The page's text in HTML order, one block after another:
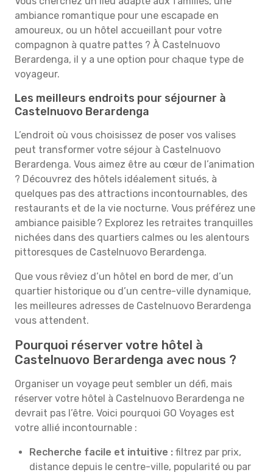
ambiance romantique pour une escapade en
amoureux, ou un hôtel accueillant pour votre
compagnon à quatre pattes ? À Castelnuovo
Berardenga, il y a une option pour chaque type de
voyageur.
Les meilleurs endroits pour séjourner à
Castelnuovo Berardenga
L’endroit où vous choisissez de poser vos valises
peut transformer votre séjour à Castelnuovo
Berardenga. Vous aimez être au cœur de l’animation
? Découvrez des hôtels idéalement situés, à
quelques pas des attractions incontournables, des
restaurants et de la vie nocturne. Vous préférez une
ambiance paisible ? Explorez les retraites tranquilles
nichées dans des quartiers calmes ou les alentours
pittoresques de Castelnuovo Berardenga.
Que vous rêviez d’un hôtel en bord de mer, d’un
quartier historique ou d’un centre-ville dynamique,
les meilleures adresses de Castelnuovo Berardenga
vous attendent.
Pourquoi réserver votre hôtel à
Castelnuovo Berardenga avec nous ?
Organiser un voyage peut sembler un défi, mais
réserver votre hôtel à Castelnuovo Berardenga ne
devrait pas l’être. Voici pourquoi GO Voyages est
votre allié incontournable :
Recherche facile et intuitive : filtrez par prix,
distance depuis le centre-ville, popularité ou par